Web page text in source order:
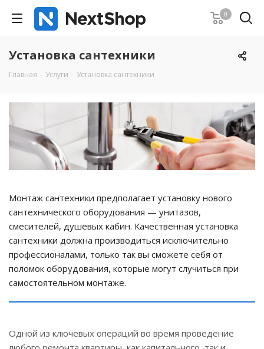
0
Установка сантехники
Главная - Услуги - Установка сантехники
Монтаж сантехники предполагает установку нового
сантехнического оборудования — унитазов,
смесителей, душевых кабин. Качественная установка
сантехники должна производиться исключительно
профессионалами, только так вы сможете себя от
поломок оборудования, которые могут случиться при
самостоятельном монтаже.
Одной из ключевых операций во время проведение